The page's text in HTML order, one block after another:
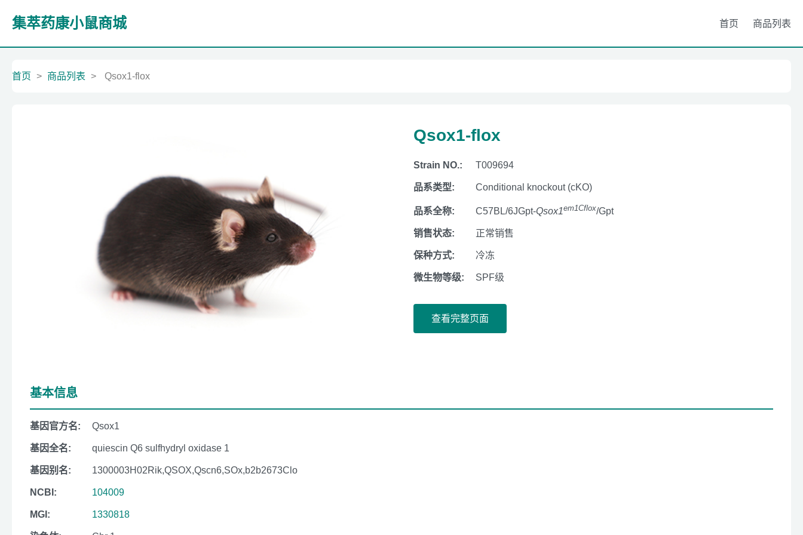
集萃药康小鼠商城 首页 商品列表
首页 > 商品列表 > Qsox1-flox
Qsox1-flox
Strain NO.: T009694
品系类型: Conditional knockout (cKO)
品系全称: C57BL/6JGpt-Qsox1em1Cflox/Gpt
销售状态: 正常销售
保种方式: 冷冻
微生物等级: SPF级
查看完整页面
基本信息
基因官方名: Qsox1
基因全名: quiescin Q6 sulfhydryl oxidase 1
基因别名: 1300003H02Rik,QSOX,Qscn6,SOx,b2b2673Clo
NCBI: 104009
MGI: 1330818